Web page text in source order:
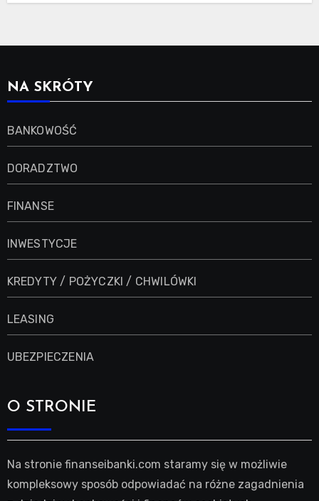
NA SKRÓTY
BANKOWOŚĆ
DORADZTWO
FINANSE
INWESTYCJE
KREDYTY / POŻYCZKI / CHWILÓWKI
LEASING
UBEZPIECZENIA
O STRONIE
Na stronie finanseibanki.com staramy się w możliwie
kompleksowy sposób odpowiadać na różne zagadnienia